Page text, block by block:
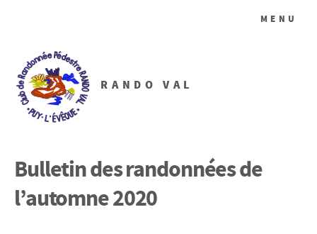
RANDO VAL
MENU
Bulletin des randonnées de
l’automne 2020